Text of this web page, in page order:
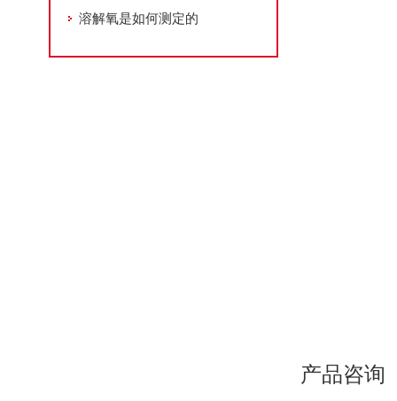
溶解氧是如何测定的
产品咨询